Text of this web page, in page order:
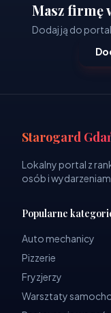
Masz firmę
Dodaj ją do
Starogard
Lokalny portal z
osób i
Popularne
Auto mechanicy
Pizzerie
Fryzjerzy
Warsztaty